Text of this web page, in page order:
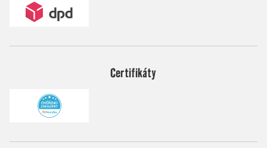
Certifikáty